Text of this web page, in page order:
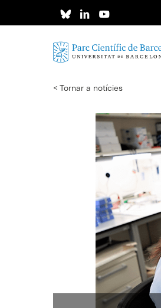
Intro per buscar o ESC per
< Tornar a notícies